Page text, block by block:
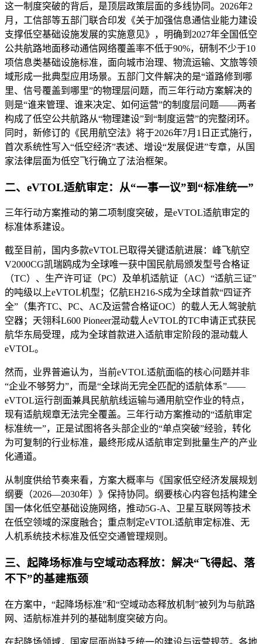
这一制度突破的背后，是顶层政策层面的多线协同。2026年2
月，工信部等五部门联合印发《关于加强信息通信业能力建设
支撑低空基础设施发展的实施意见》，明确到2027年全国低空
公共航路地面移动通信网络覆盖率不低于90%，研制不少于10
项信息类基础设施标准，面向城市治理、物流运输、文旅等领
域形成一批典型应用场景。五部门文件解决的是“道路修到哪
里、信号覆盖到哪里”的物理层问题，而三年行动方案解决的
则是“谁来管理、谁来决定、如何运营”的制度层问题——两者
构成了低空公共航路从“物理建设”到“制度运营”的完整闭环。
同时，新修订的《民用航空法》将于2026年7月1日正式施行，
首次系统性写入“低空经济”表述、增设“发展促进”专章，从国
家法律层面为低空飞行确立了法治框架。
二、eVTOL适航审定：从“一事一议”到“标准统一”
三年行动方案推动的第二项制度突破，是eVTOL适航审定的
标准体系建设。
截至目前，国内多款eVTOL已取得关键适航进展：峰飞航空
V2000CG凯瑞鸥成为全球唯一获中国民航局颁发型号合格证
（TC）、生产许可证（PC）及单机适航证（AC）“适航三证”
的吨级以上eVTOL机型；亿航EH216-S成为全球首款“四证齐
全”（集齐TC、PC、AC及运营合格证OC）的载人无人驾驶航
空器；天翎科L600 Pioneer混动载人eVTOL的TC申请正式获民
航华东局受理，成为全球首款进入适航审定阶段的混动载人
eVTOL。
然而，业界普遍认为，当前eVTOL适航面临的核心问题并非
“企业不够努力”，而是“全球尚无完全匹配的适航体系”——
eVTOL运行剖面兼具民航航线运输与通用航空作业的特点，
现有适航规章无法完全覆盖。三年行动方案推动的“适航审定
标准统一”，正是试图将各头部企业的“单点突破”经验，转化
为可复制的行业标准，最终形成从适航审定到批量生产的产业
化通道。
从制度供给节奏来看，方案大概率与《国家低空经济发展规划
纲要（2026—2030年）》保持协同。纲要核心内容包括构建全
国一体化低空基础设施网络，推动5G-A、卫星互联网等技术
在低空领域的深度融合；重点制定eVTOL适航审定标准、无
人机系统技术标准及低空交通管理规则。
三、起降场标准与空域动态释放：解决“飞得起、落
不下”的基建瓶颈
在方案中，“起降场标准”和“空域动态释放机制”被列为与航路
网、适航标准并列的基础制度突破方向。
在起降场领域，国家层面尚缺乏统一的建设与运营规范。各地